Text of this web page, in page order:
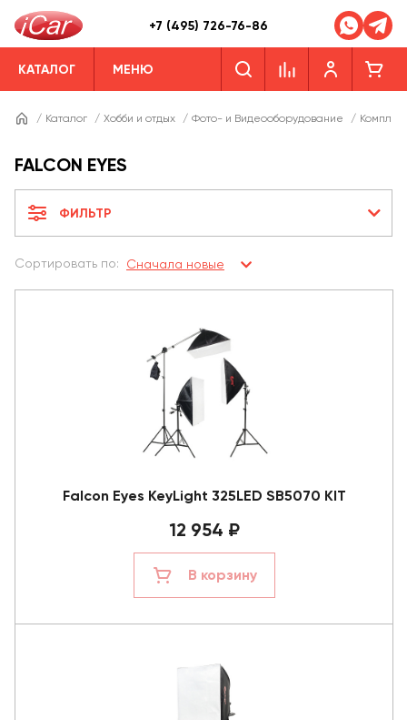
+7 (495) 726-76-86
КАТАЛОГ МЕНЮ
/ Каталог / Хобби и отдых / Фото- и Видеооборудование /
FALCON EYES
ФИЛЬТР
Сортировать по: Сначала новые
Falcon Eyes KeyLight 325LED SB5070 KIT
12 954 ₽
В корзину